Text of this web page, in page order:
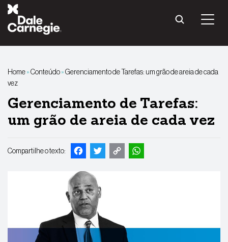
Pular
conteúdo
Home»Conteúdo»Gerenciamento de Tarefas: um grão de areia de cada
vez
Gerenciamento de Tarefas:
um grão de areia de cada vez
Compartilhe o texto: Facebook
Twitter
CopyWhatsApp